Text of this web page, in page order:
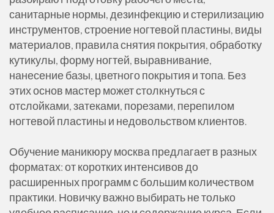
санитарные нормы, дезинфекцию и стерилизацию
инструментов, строение ногтевой пластины, виды
материалов, правила снятия покрытия, обработку
кутикулы, форму ногтей, выравнивание,
нанесение базы, цветного покрытия и топа. Без
этих основ мастер может столкнуться с
отслойками, затеками, порезами, перепилом
ногтевой пластины и недовольством клиентов.
Обучение маникюру москва предлагает в разных
форматах: от коротких интенсивов до
расширенных программ с большим количеством
практики. Новичку важно выбирать не только